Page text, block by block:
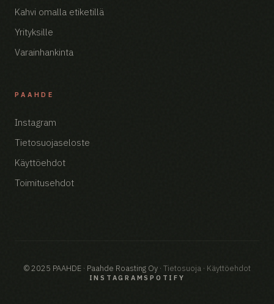
Kahvi omalla etiketillä
Yrityksille
Varainhankinta
PAAHDE
Instagram
Tietosuojaseloste
Käyttöehdot
Toimitusehdot
© 2025 PAAHDE · Paahde Roasting Oy · Tietosuoja· Käyttöehdot
INSTAGRAMSPOTIFY